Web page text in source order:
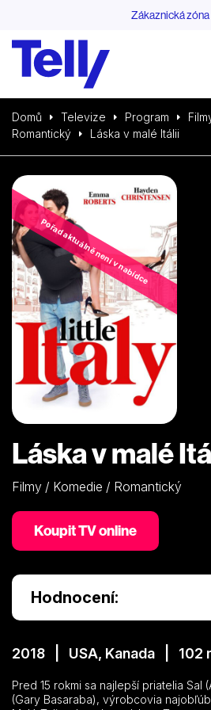
Zákaznická zóna
Domů Televize Program
Romantický
Láska v malé Itálii
Pořad aktuálně není v nabídce
Láska v malé
Filmy / Komedie / Romantický
Koupit TV online
Hodnocení:
2018 | USA, Kanada | 102
Pred 15 rokmi sa najlepší priatelia Sal
(Gary Basaraba), výrobcovia